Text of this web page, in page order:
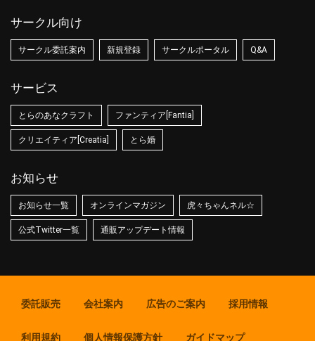
サークル向け
サークル委託案内 新規登録 サークルポータル Q&A
サービス
とらのあなクラフト ファンティア[Fantia]
クリエイティア[Creatia] とら婚
お知らせ
お知らせ一覧 オンラインマガジン 虎々ちゃんネル☆
公式Twitter一覧 通販アップデート情報
委託販売 会社案内 広告のご案内 採用情報
利用規約 個人情報保護方針 ガイドマップ